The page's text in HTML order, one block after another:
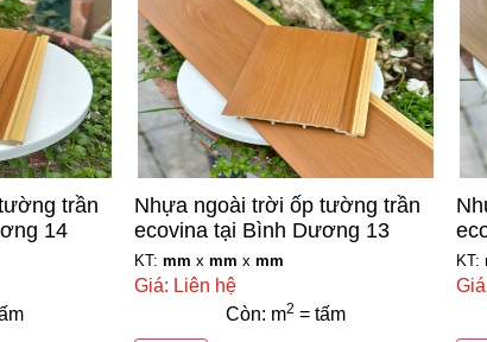
trần
14
Nhựa ngoài trời ốp tường trần
ecovina tại Bình Dương 13
KT: mm x mm x mm
Giá: Liên hệ
Còn: m2 = tấm
KT: